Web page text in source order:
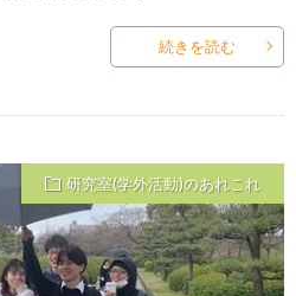
続きを読む
研究室(学外活動)のあれこれ